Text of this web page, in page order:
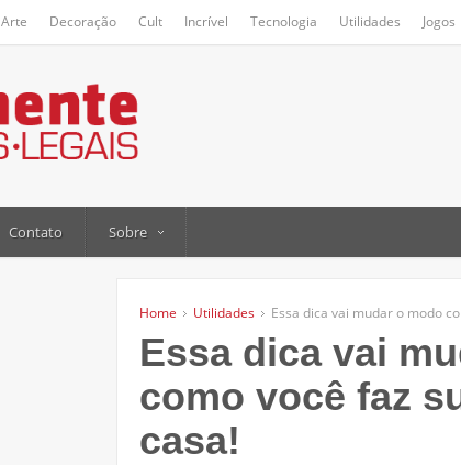
Arte Decoração Cult Incrível Tecnologia Utilidades Jogos
Contato Sobre
Home Utilidades Essa dica vai mudar o modo
Essa dica vai
como você faz
casa!